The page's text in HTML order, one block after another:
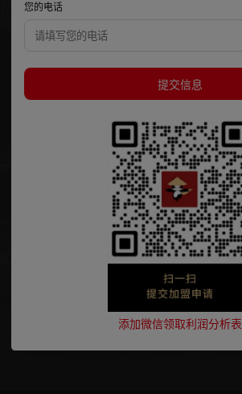
您的电话
提交信息
添加微信领取利润分析表